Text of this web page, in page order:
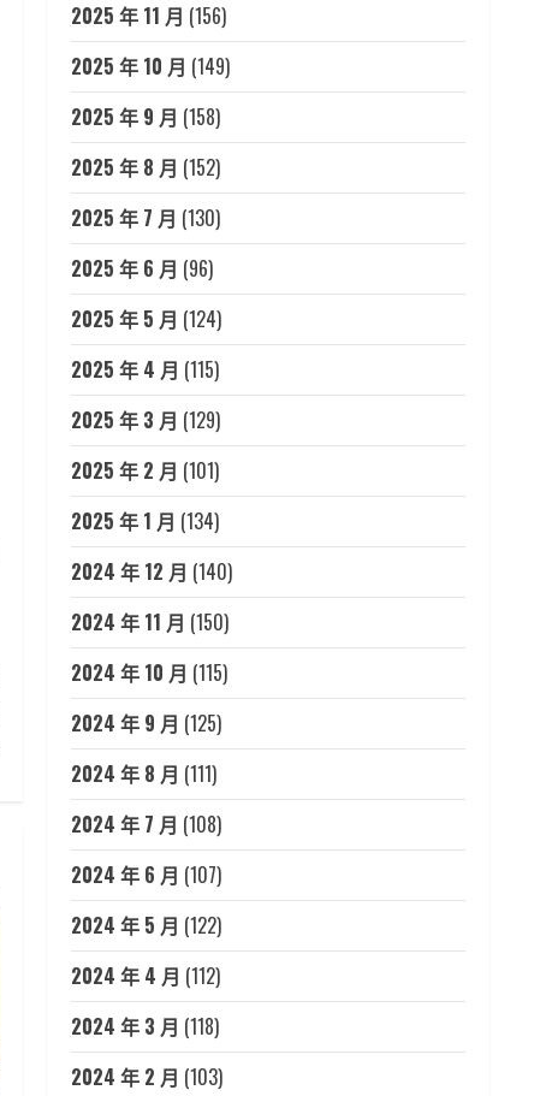
2025 年 11 月 (156)
2025 年 10 月 (149)
2025 年 9 月 (158)
2025 年 8 月 (152)
2025 年 7 月 (130)
2025 年 6 月 (96)
2025 年 5 月 (124)
2025 年 4 月 (115)
2025 年 3 月 (129)
2025 年 2 月 (101)
2025 年 1 月 (134)
2024 年 12 月 (140)
2024 年 11 月 (150)
2024 年 10 月 (115)
2024 年 9 月 (125)
2024 年 8 月 (111)
2024 年 7 月 (108)
2024 年 6 月 (107)
2024 年 5 月 (122)
2024 年 4 月 (112)
2024 年 3 月 (118)
2024 年 2 月 (103)